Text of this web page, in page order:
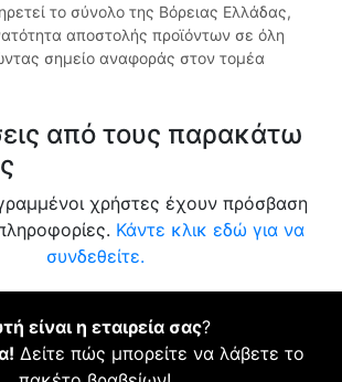
το σύνολο της Βόρειας Ελλάδας,
αποστολής προϊόντων σε όλη
σημείο αναφοράς στον τομέα
από τους παρακάτω
χρήστες έχουν πρόσβαση
Κάντε κλικ εδώ για να
συνδεθείτε.
είναι η εταιρεία σας?
Δείτε πώς μπορείτε να λάβετε το